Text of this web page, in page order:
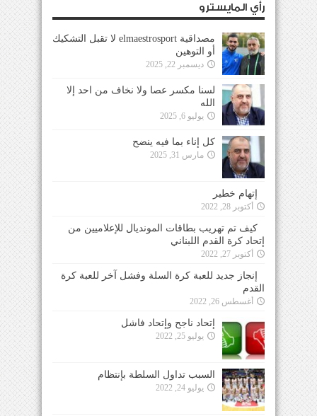
رأي المايسترو
مصداقية elmaestrosport لا تقبل التشكيك
أو التوهين
ديسمبر 22, 2025
لسنا مكسر عصا ولا نخاف من احد إلا
الله
يوليو 6, 2025
كل إناء بما فيه ينضح
مارس 31, 2025
إتهام خطير
أكتوبر 28, 2022
كيف تم تهريب بطاقات المونديال للإعلاميين من
إتحاد كرة القدم اللبناني
أكتوبر 27, 2022
إنجاز جديد للعبة كرة السلة وفشل آخر للعبة كرة
القدم
أغسطس 26, 2022
إتحاد ناجح وإتحاد فاشل
يوليو 25, 2022
السبب تداول السلطة بإنتظام
يوليو 24, 2022